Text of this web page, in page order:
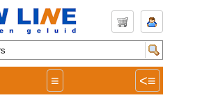
≡ <≡